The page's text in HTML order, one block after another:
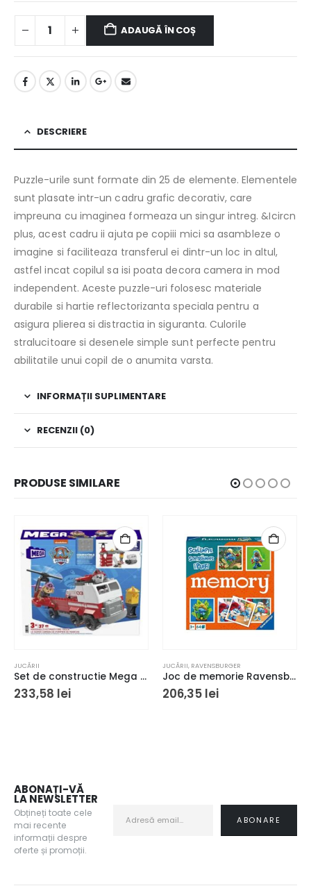
ADAUGĂ ÎN COȘ
DESCRIERE
Puzzle-urile sunt formate din 25 de elemente. Elementele
sunt plasate intr-un cadru grafic decorativ, care
impreuna cu imaginea formeaza un singur intreg. &Icircn
plus, acest cadru ii ajuta pe copiii mici sa asambleze o
imagine si faciliteaza transferul ei dintr-un loc in altul,
astfel incat copilul sa isi poata decora camera in mod
independent. Aceste puzzle-uri folosesc materiale
durabile si hartie reflectorizanta speciala pentru a
asigura plierea si distractia in siguranta. Culorile
stralucitoare si desenele simple sunt perfecte pentru
abilitatile unui copil de o anumita varsta.
INFORMAȚII SUPLIMENTARE
RECENZII (0)
PRODUSE SIMILARE
JUCĂRII
Set de constructie Mega Paw Patrol Marshall Super Camion de Pompieri 33 piese si 2 figurine 3+ ani
233,58 lei
JUCĂRII, RAVENSBURGER
Joc de memorie Ravensburger Memory Strumfii
206,35 lei
ABONAȚI-VĂ
LA NEWSLETTER
Obțineți toate cele
mai recente
informații despre
oferte și promoții.